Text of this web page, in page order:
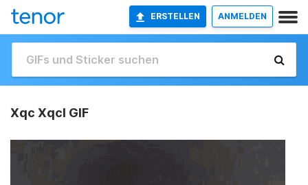
ERSTELLEN ANMELDEN
Xqc Xqcl GIF